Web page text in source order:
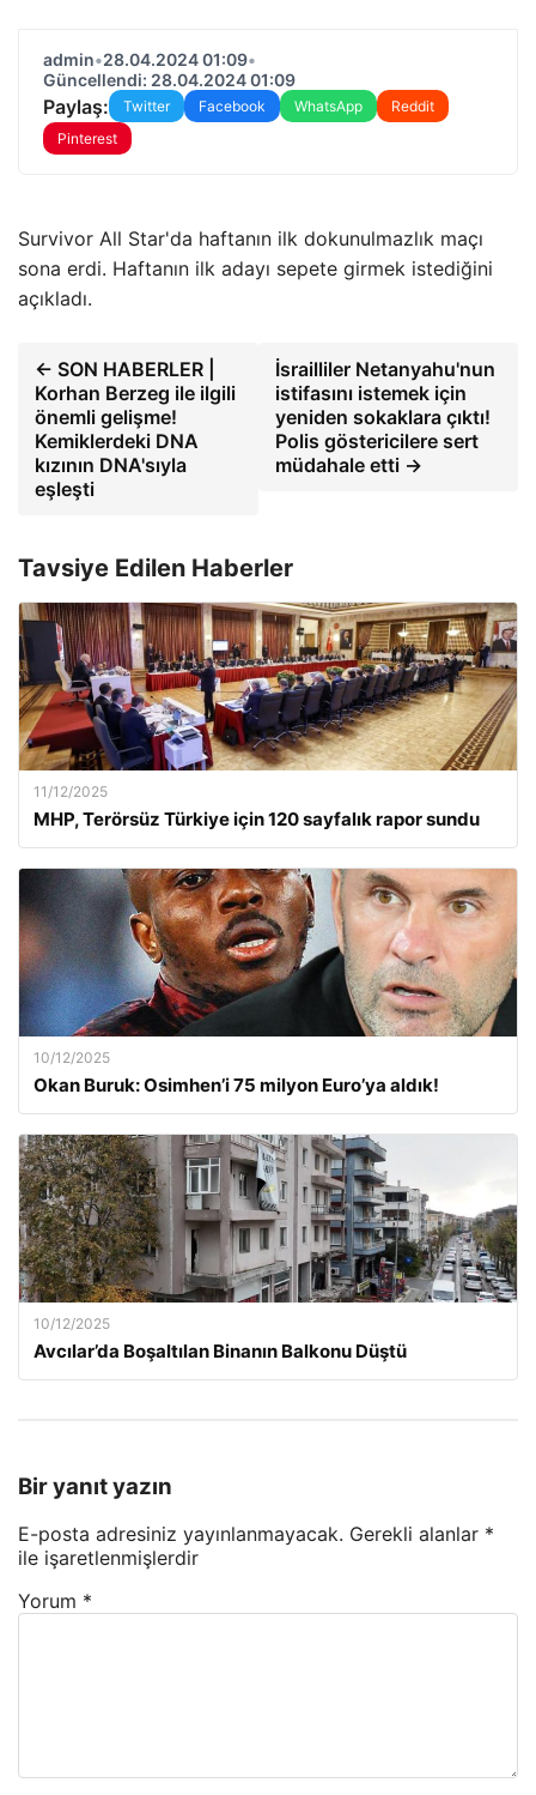
admin•28.04.2024 01:09•
Güncellendi: 28.04.2024 01:09
Paylaş: Twitter Facebook WhatsApp
Reddit
Pinterest
Survivor All Star'da haftanın ilk dokunulmazlık maçı
sona erdi. Haftanın ilk adayı sepete girmek istediğini
açıkladı.
← SON HABERLER |
Korhan Berzeg ile ilgili
önemli gelişme!
Kemiklerdeki DNA
kızının DNA'sıyla
eşleşti
İsrailliler Netanyahu'nun
istifasını istemek için
yeniden sokaklara çıktı!
Polis göstericilere sert
müdahale etti →
Tavsiye Edilen Haberler
11/12/2025
MHP, Terörsüz Türkiye için 120 sayfalık rapor sundu
10/12/2025
Okan Buruk: Osimhen’i 75 milyon Euro’ya aldık!
10/12/2025
Avcılar’da Boşaltılan Binanın Balkonu Düştü
Bir yanıt yazın
E-posta adresiniz yayınlanmayacak. Gerekli alanlar *
ile işaretlenmişlerdir
Yorum *